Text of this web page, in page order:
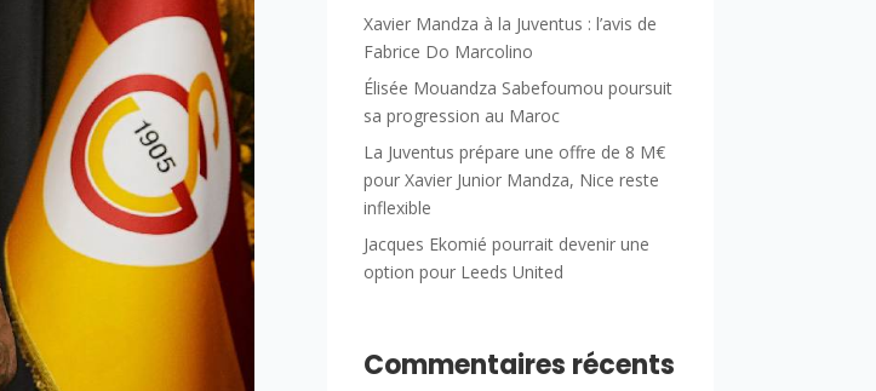
Xavier Mandza à la Juventus : l’avis de
Fabrice Do Marcolino
Élisée Mouandza Sabefoumou poursuit
sa progression au Maroc
La Juventus prépare une offre de 8 M€
pour Xavier Junior Mandza, Nice reste
inflexible
Jacques Ekomié pourrait devenir une
option pour Leeds United
Commentaires récents